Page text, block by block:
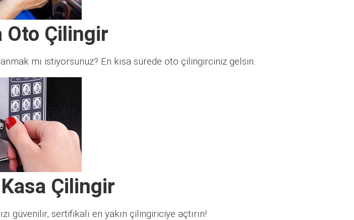
Oto Çilingir
mı istiyorsunuz? En kısa sürede oto çilingirciniz gelsin.
Çilingir
güvenilir, sertifikalı en yakın çilingiriciye açtırın!